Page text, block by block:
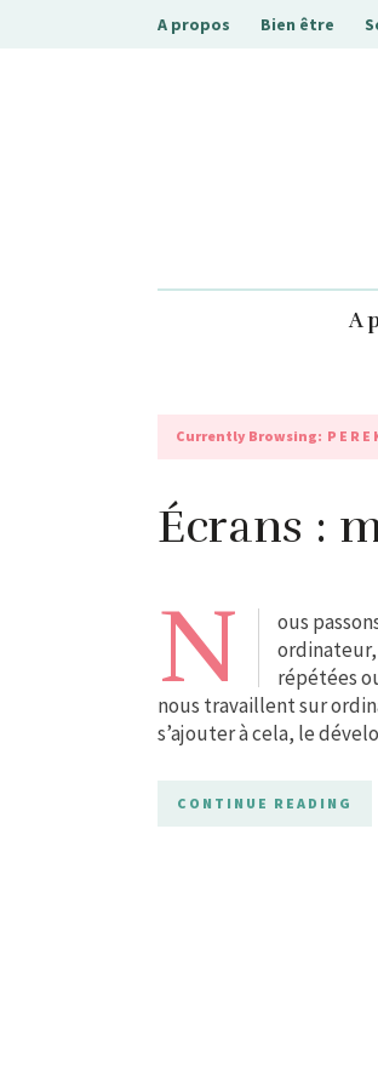
A propos Bien être
A
Currently Browsing:
Écrans :
N
ous
répétées
nous travaillent sur
s’ajouter à cela, le
CONTINUE READING